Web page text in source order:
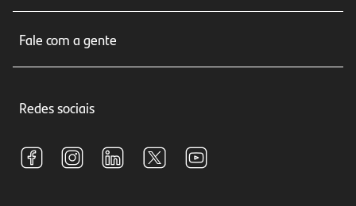
Seguros
Crédito e Financiamentos
Investimentos
Relações com Investidores
Fale com a gente
Central de Renegociação
S.A.C
Redes sociais